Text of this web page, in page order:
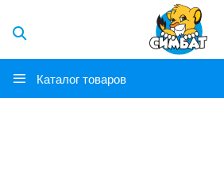
Каталог товаров